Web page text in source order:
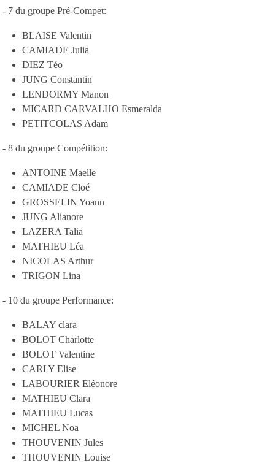
- 7 du groupe Pré-Compet:
BLAISE Valentin
CAMIADE Julia
DIEZ Téo
JUNG Constantin
LENDORMY Manon
MICARD CARVALHO Esmeralda
PETITCOLAS Adam
- 8 du groupe Compétition:
ANTOINE Maelle
CAMIADE Cloé
GROSSELIN Yoann
JUNG Alianore
LAZERA Talia
MATHIEU Léa
NICOLAS Arthur
TRIGON Lina
- 10 du groupe Performance:
BALAY clara
BOLOT Charlotte
BOLOT Valentine
CARLY Elise
LABOURIER Eléonore
MATHIEU Clara
MATHIEU Lucas
MICHEL Noa
THOUVENIN Jules
THOUVENIN Louise